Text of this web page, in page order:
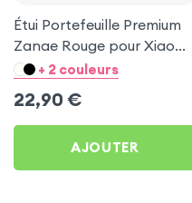
Étui Portefeuille Premium
Zanae Rouge pour Xiaomi
Redmi Note 10
+ 2 couleurs
22,90 €
AJOUTER